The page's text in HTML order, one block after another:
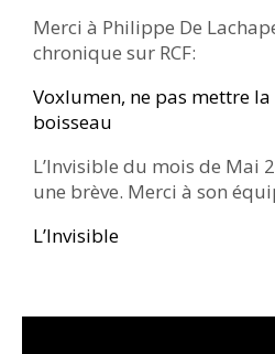
Merci à Philippe De
chronique sur RCF:
Voxlumen, ne pas mettre
boisseau
L’Invisible du mois de Mai
une brève. Merci à son
L’Invisible